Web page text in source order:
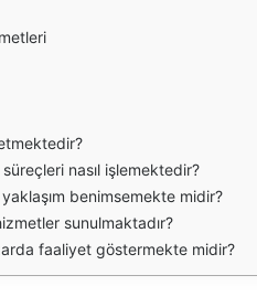
nasıl işlemektedir?
benimsemekte midir?
sunulmaktadır?
faaliyet göstermekte midir?